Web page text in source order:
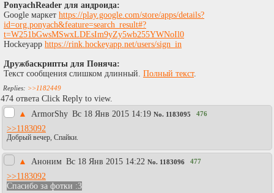
PonyachReader для андроида:
Google маркет https://play.google.com/store/apps/details?
id=org.ponyach&feature=search_result#?
t=W251bGwsMSwxLDEsIm9yZy5wb255YWNoIl0
Hockeyapp https://rink.hockeyapp.net/users/sign_in
Дружбаскрипты для Поняча:
Текст сообщения слишком длинный. Полный текст.
>>1182449
474 ответа Click Reply to view.
▲
АrmorShy Вc 18 Янв 2015 14:19 No. 1183095 476
>>1183092
Добрый вечер, Спайки.
▲ Аноним Вc 18 Янв 2015 14:22 No. 1183096 477
>>1183092
Спасибо за фотки :3